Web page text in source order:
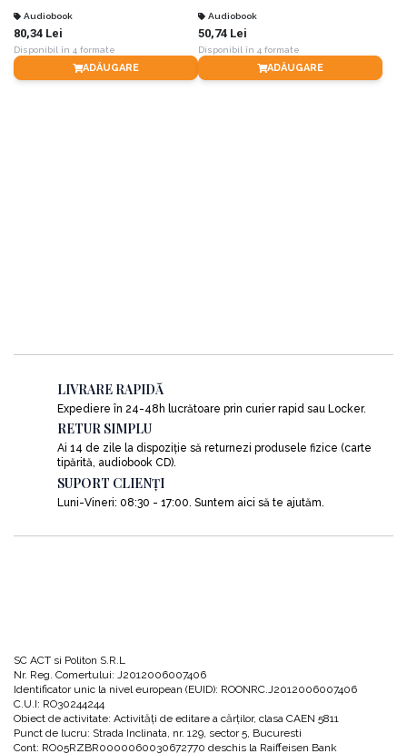
Audiobook
80,34 Lei
Disponibil în 4 formate
ADĂUGARE
Audiobook
50,74 Lei
Disponibil în 4 formate
ADĂUGARE
LIVRARE RAPIDĂ
Expediere în 24-48h lucrătoare prin curier rapid sau Locker.
RETUR SIMPLU
Ai 14 de zile la dispoziție să returnezi produsele fizice (carte
tipărită, audiobook CD).
SUPORT CLIENȚI
Luni-Vineri: 08:30 - 17:00. Suntem aici să te ajutăm.
SC ACT si Politon S.R.L
Nr. Reg. Comertului: J2012006007406
Identificator unic la nivel european (EUID): ROONRC.J2012006007406
C.U.I: RO30244244
Obiect de activitate: Activităţi de editare a cărţilor, clasa CAEN 5811
Punct de lucru: Strada Inclinata, nr. 129, sector 5, Bucuresti
Cont: RO05RZBR0000060030672770 deschis la Raiffeisen Bank